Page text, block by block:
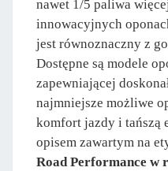
nawet 1/5 paliwa
innowacyjnych
jest równoznaczny z
Dostępne są modele
zapewniającej
najmniejsze możliwe
komfort jazdy i tańszą
opisem zawartym na
Road Performance w